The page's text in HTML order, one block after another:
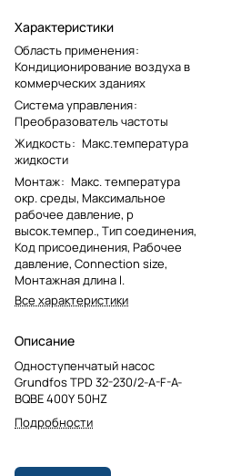
Характеристики
Область применения:
Кондиционирование воздуха в
коммерческих зданиях
Система управления:
Преобразователь частоты
Жидкость: Макс.температура
жидкости
Монтаж: Макс. температура
окр. среды, Максимальное
рабочее давление, p
высок.темпер., Тип соединения,
Код присоединения, Рабочее
давление, Connection size,
Монтажная длина l.
Все характеристики
Описание
Одноступенчатый насос
Grundfos TPD 32-230/2-A-F-A-
BQBE 400Y 50HZ
Подробности